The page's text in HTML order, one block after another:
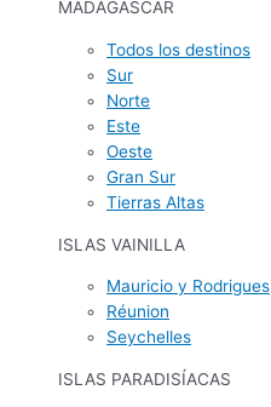
MADAGASCAR
Todos los destinos
Sur
Norte
Este
Oeste
Gran Sur
Tierras Altas
ISLAS VAINILLA
Mauricio y Rodrigues
Réunion
Seychelles
ISLAS PARADISÍACAS